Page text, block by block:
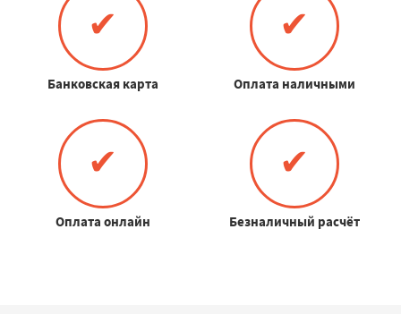
✔
Банковская карта
✔
Оплата наличными
✔
Оплата онлайн
✔
Безналичный расчёт